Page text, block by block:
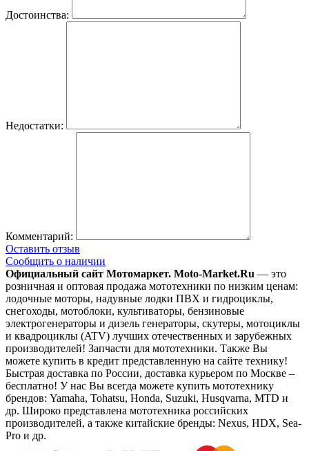
Достоинства:
Недостатки:
Комментарий:
Оставить отзыв
Сообщить о наличии
Официальный сайт Мотомаркет. Moto-Market.Ru — это
розничная и оптовая продажа мототехники по низким ценам:
лодочные моторы, надувные лодки ПВХ и гидроциклы,
снегоходы, мотоблоки, культиваторы, бензиновые
электрогенераторы и дизель генераторы, скутеры, мотоциклы
и квадроциклы (ATV) лучших отечественных и зарубежных
производителей! Запчасти для мототехники. Также Вы
можете купить в кредит представленную на сайте технику!
Быстрая доставка по России, доставка курьером по Москве –
бесплатно! У нас Вы всегда можете купить мототехнику
брендов: Yamaha, Tohatsu, Honda, Suzuki, Husqvarna, MTD и
др. Широко представлена мототехника российских
производителей, а также китайские бренды: Nexus, HDX, Sea-
Pro и др.